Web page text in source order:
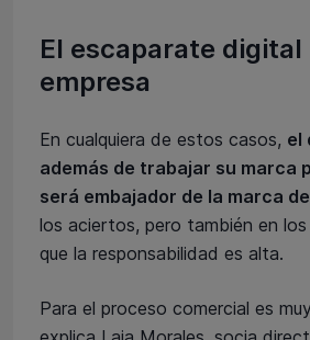
El escaparate digital
empresa
En cualquiera de estos casos, el
además de trabajar su marca
será embajador de la marca
los aciertos, pero también en
que la responsabilidad es alta.
Para el proceso comercial es